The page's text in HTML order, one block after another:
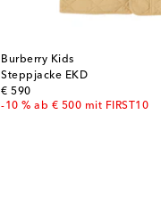
Burberry Kids
Steppjacke EKD
€ 590
original price
-10 % ab € 500 mit FIRST10